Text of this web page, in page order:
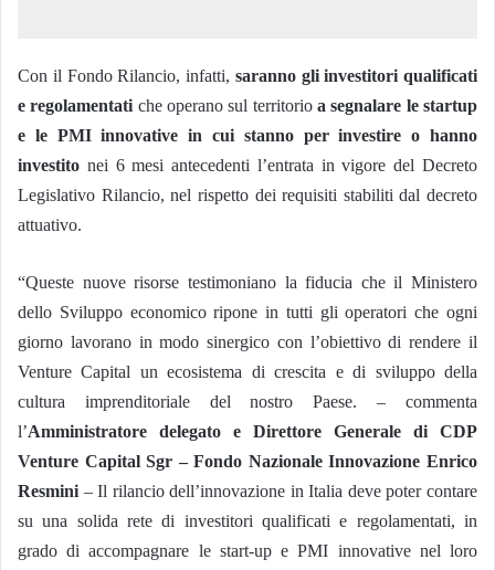
Con il Fondo Rilancio, infatti, saranno gli investitori qualificati
e regolamentatiche operano sul territorioa segnalare le startup
e le PMI innovative in cui stanno per investire o hanno
investito nei 6 mesi antecedenti l’entrata in vigore del Decreto
Legislativo Rilancio, nel rispetto dei requisiti stabiliti dal decreto
attuativo.
“Queste nuove risorse testimoniano la fiducia che il Ministero
dello Sviluppo economico ripone in tutti gli operatori che ogni
giorno lavorano in modo sinergico con l’obiettivo di rendere il
Venture Capital un ecosistema di crescita e di sviluppo della
cultura imprenditoriale del nostro Paese. –commenta
l’Amministratore delegato e Direttore Generale di CDP
Venture Capital Sgr – Fondo Nazionale Innovazione Enrico
Resmini– Il rilancio dell’innovazione in Italia deve poter contare
su una solida rete di investitori qualificati e regolamentati, in
grado di accompagnare le start-up e PMI innovative nel loro